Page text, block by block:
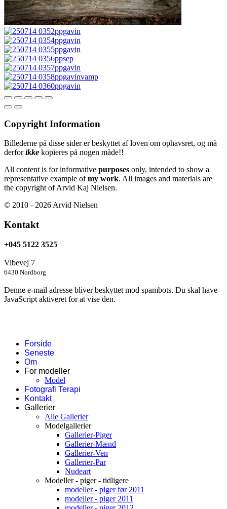
Copyright Information
Billederne på disse sider er beskyttet af loven om ophavsret, og må
derforikke kopieres på nogen måde!!
All content is for informative purposes only, intended to show a
representative example ofmy work. All images and materials are
the copyright of Arvid Kaj Nielsen.
© 2010 - 2026 Arvid Nielsen
Kontakt
+045 5122 3525
Vibevej 7
6430 Nordborg
Denne e-mail adresse bliver beskyttet mod spambots. Du skal have
JavaScript aktiveret for at vise den.
Forside
Seneste
Om
For modeller
Model
Fotografi Terapi
Kontakt
Gallerier
Alle Gallerier
Modelgallerier
Gallerier-Piger
Gallerier-Mænd
Gallerier-Ven
Gallerier-Par
Nudeart
Modeller - piger - tidligere
modeller - piger før 2011
modeller - piger 2011